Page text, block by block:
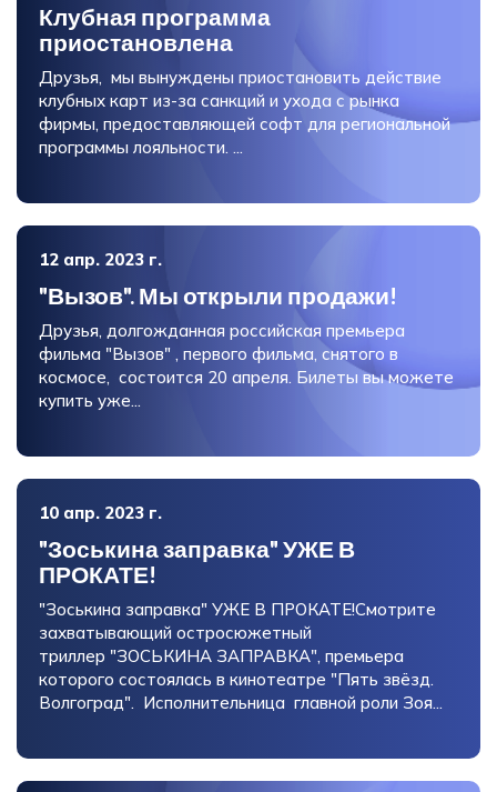
Клубная программа
приостановлена
Друзья, мы вынуждены приостановить действие
клубных карт из-за санкций и ухода с рынка
фирмы, предоставляющей софт для региональной
программы лояльности. ...
12 апр. 2023 г.
"Вызов". Мы открыли продажи!
Друзья, долгожданная российская премьера
фильма "Вызов" , первого фильма, снятого в
космосе, состоится 20 апреля. Билеты вы можете
купить уже...
10 апр. 2023 г.
"Зоськина заправка" УЖЕ В
ПРОКАТЕ!
"Зоськина заправка" УЖЕ В ПРОКАТЕ!Смотрите
захватывающий остросюжетный
триллер "ЗОСЬКИНА ЗАПРАВКА", премьера
которого состоялась в кинотеатре "Пять звёзд.
Волгоград". Исполнительница главной роли Зоя...